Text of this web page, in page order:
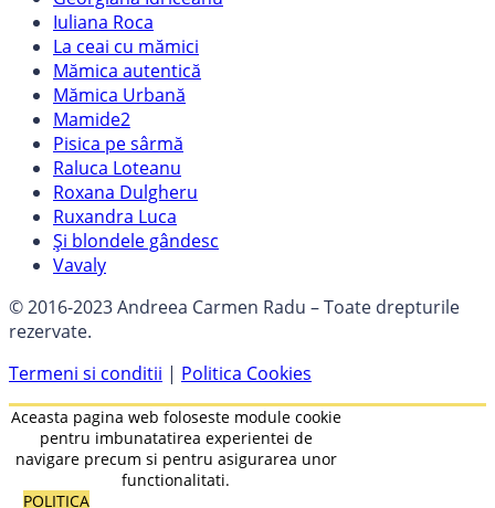
Iuliana Roca
La ceai cu mămici
Mămica autentică
Mămica Urbană
Mamide2
Pisica pe sârmă
Raluca Loteanu
Roxana Dulgheru
Ruxandra Luca
Și blondele gândesc
Vavaly
© 2016-2023 Andreea Carmen Radu – Toate drepturile
rezervate.
Termeni si conditii | Politica Cookies
Aceasta pagina web foloseste module cookie
pentru imbunatatirea experientei de
navigare precum si pentru asigurarea unor
functionalitati.
POLITICA